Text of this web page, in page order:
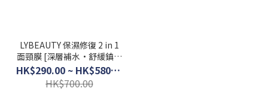
LYBEAUTY 保濕修復 2 in 1
面頸膜 [深層補水·舒緩鎮定
·抗敏祛痘]
HK$290.00 ~ HK$580.00
HK$700.00